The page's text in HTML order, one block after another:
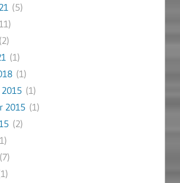
(5)
(2)
(1)
(1)
(1)
2015 (1)
(2)
(7)